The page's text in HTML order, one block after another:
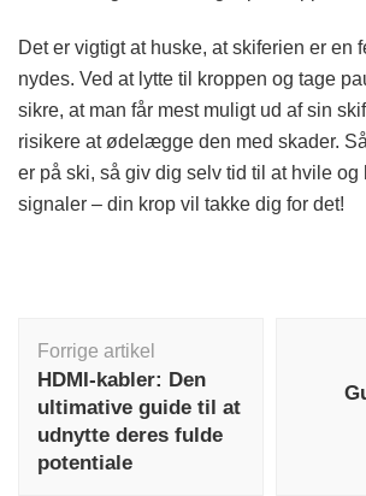
Det er vigtigt at huske, at skiferien er en
nydes. Ved at lytte til kroppen og tage
sikre, at man får mest muligt ud af sin
risikere at ødelægge den med skader.
er på ski, så giv dig selv tid til at hvile og
signaler – din krop vil takke dig for det!
Forrige artikel
HDMI-kabler: Den
ultimative guide til at
udnytte deres fulde
potentiale